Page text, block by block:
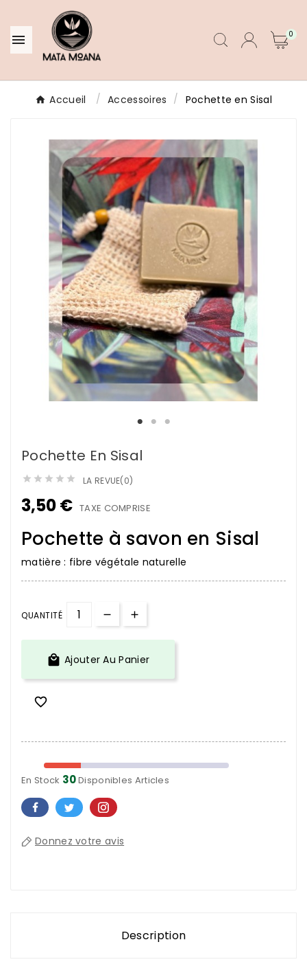
 0
Accueil Accessoires Pochette en Sisal
Pochette En Sisal
     LA REVUE(0)
3,50 € TAXE COMPRISE
Pochette à savon en Sisal
matière : fibre végétale naturelle
QUANTITÉ
 Ajouter Au Panier

En Stock 30Disponibles Articles
Donnez votre avis
Description